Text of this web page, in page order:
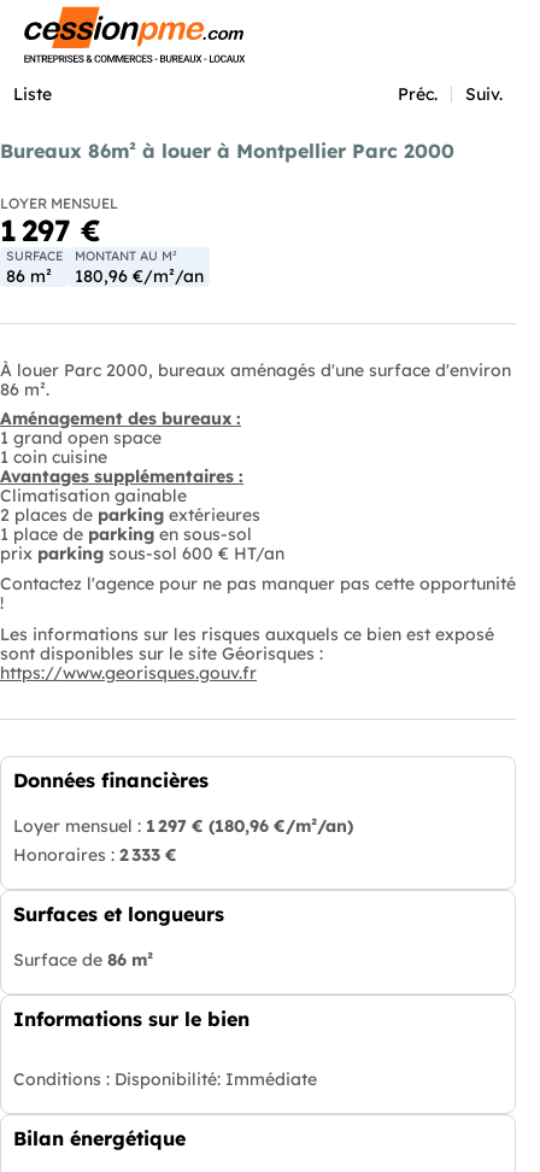
Liste Préc. Suiv.
Bureaux 86m² à louer à Montpellier Parc 2000
LOYER MENSUEL
1 297 €
SURFACE
86 m²
MONTANT AU M²
180,96 €/m²/an
À louer Parc 2000, bureaux aménagés d'une surface d'environ
86 m².
Aménagement des bureaux :
1 grand open space
1 coin cuisine
Avantages supplémentaires :
Climatisation gainable
2 places de parking extérieures
1 place de parking en sous-sol
prix parking sous-sol 600 € HT/an
Contactez l'agence pour ne pas manquer pas cette opportunité
!
Les informations sur les risques auxquels ce bien est exposé
sont disponibles sur le site Géorisques :
https://www.georisques.gouv.fr
Données financières
Loyer mensuel : 1 297 € (180,96 €/m²/an)
Honoraires : 2 333 €
Surfaces et longueurs
Surface de 86 m²
Informations sur le bien
Conditions : Disponibilité: Immédiate
Bilan énergétique